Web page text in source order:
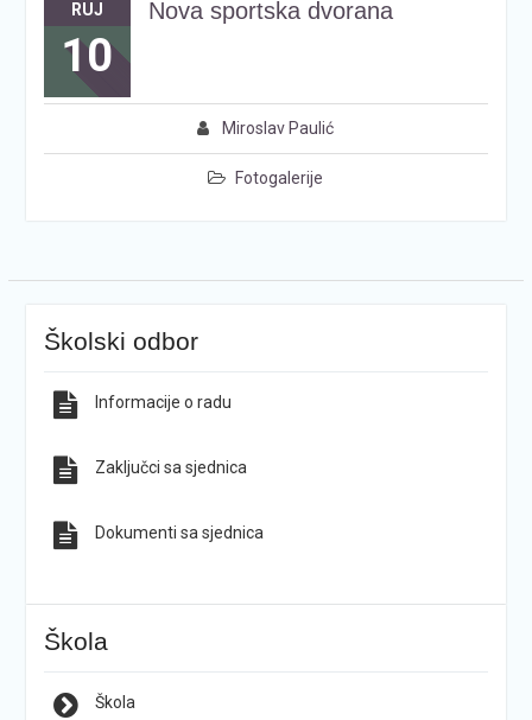
RUJ
10
Nova sportska dvorana
Miroslav Paulić
Fotogalerije
Školski odbor
Informacije o radu
Zaključci sa sjednica
Dokumenti sa sjednica
Škola
Škola